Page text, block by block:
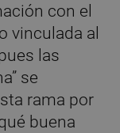
con el
vinculada al
las
se
rama por
buena